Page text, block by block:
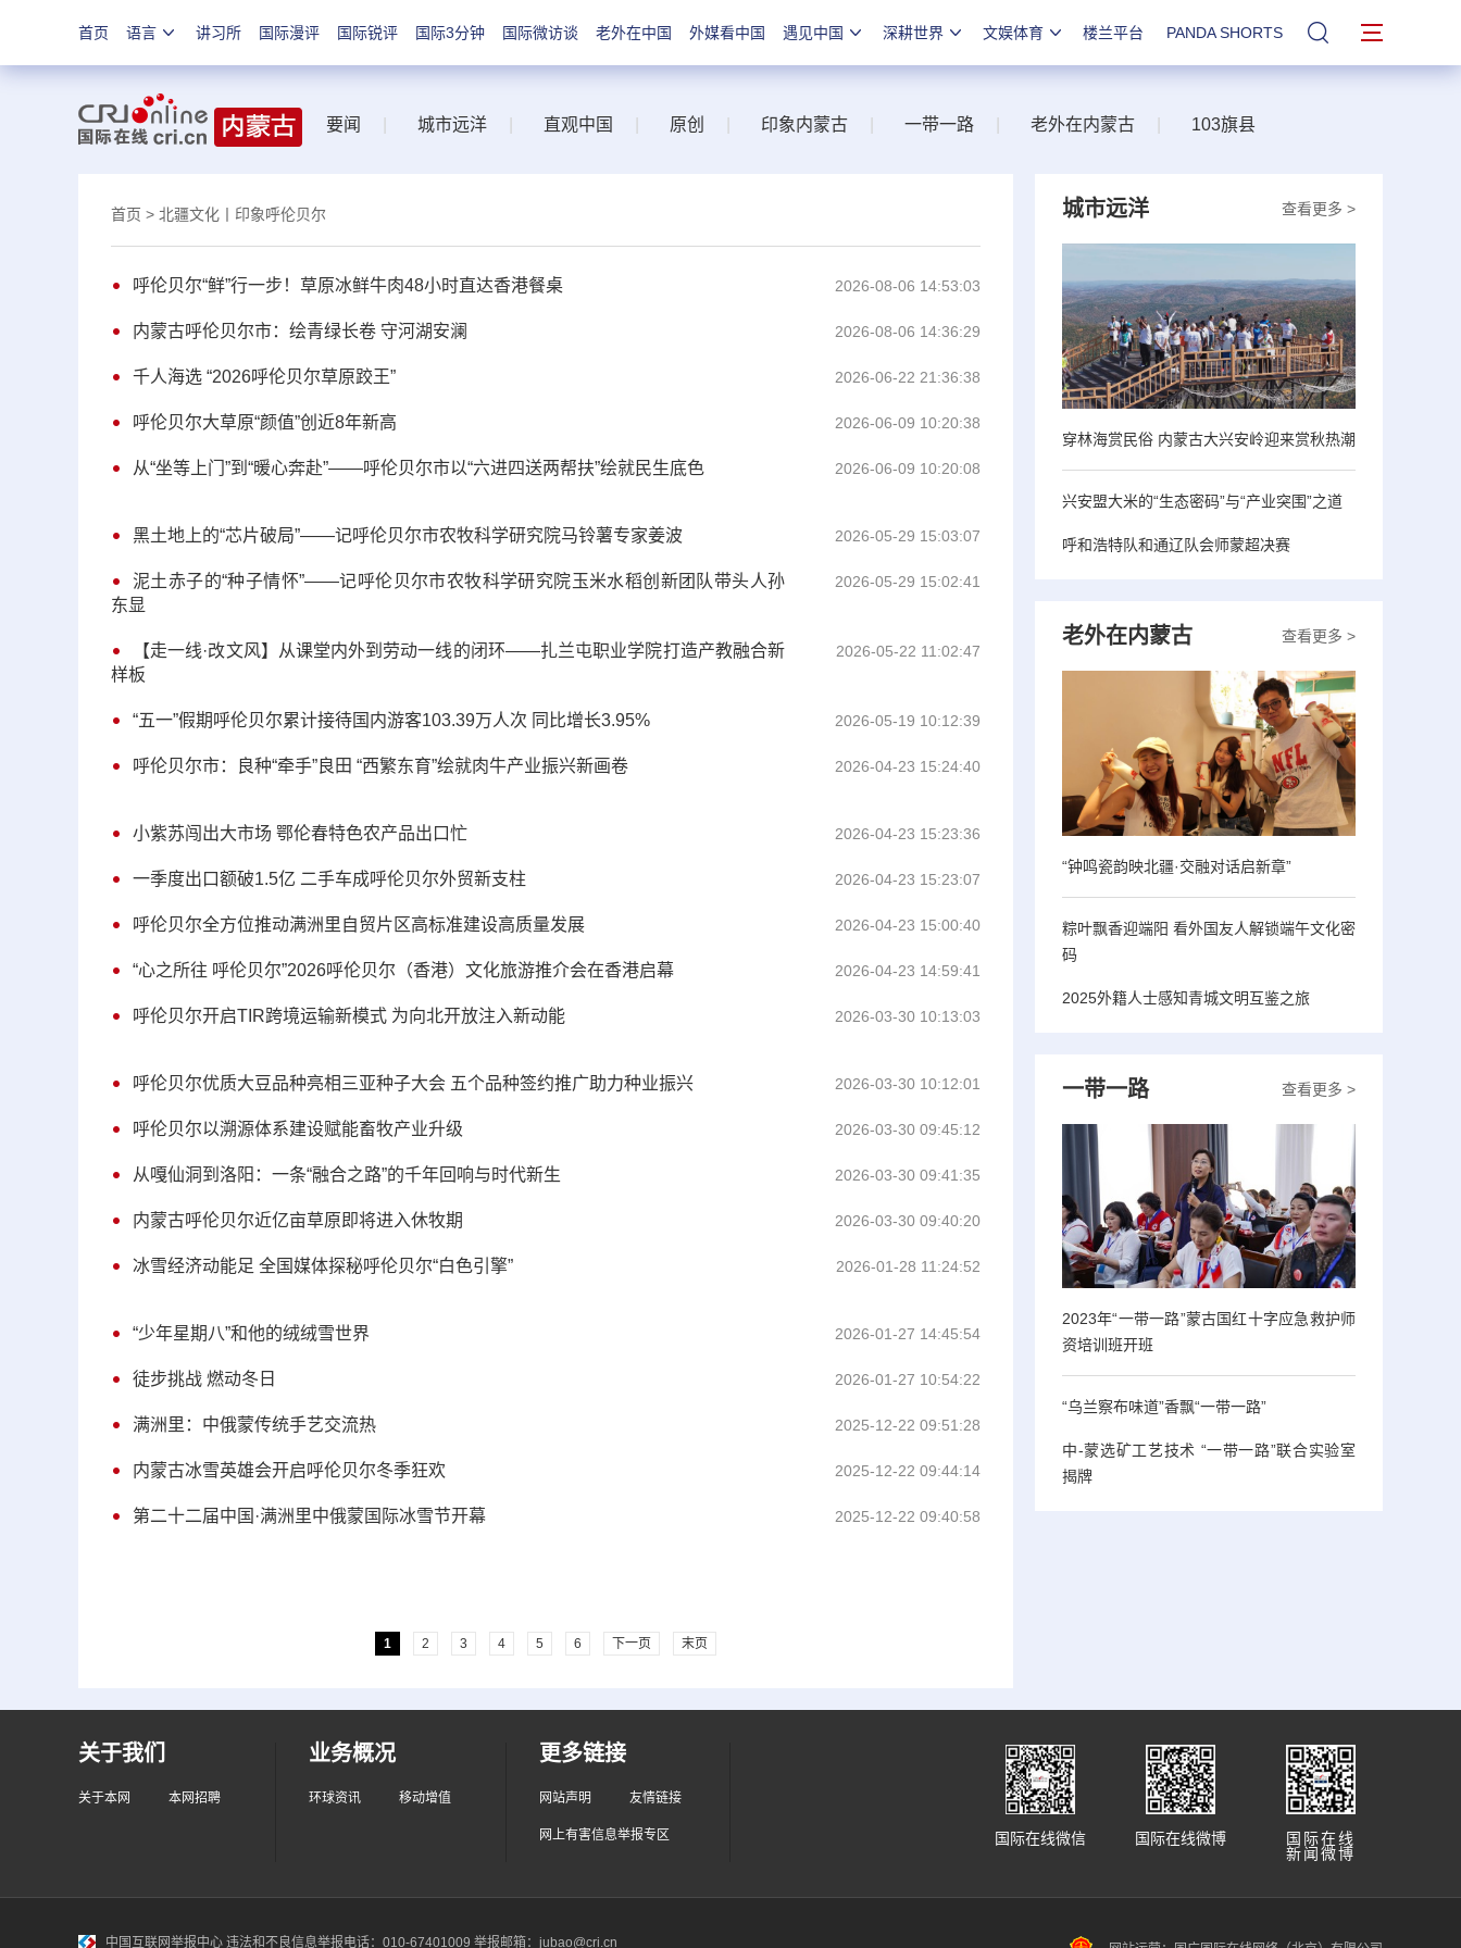
首页 语言 讲习所 国际漫评 国际锐评 国际3分钟 国际微访谈 老外在中国 外媒看中国 遇见中国 深耕世界 文娱体育 楼兰平台 PANDA SHORTS 站内搜索
要闻 城市远洋 直观中国 原创 印象内蒙古 一带一路 老外在内蒙古 103旗县
首页 > 北疆文化丨印象呼伦贝尔
呼伦贝尔“鲜”行一步！草原冰鲜牛肉48小时直达香港餐桌 2026-08-06 14:53:03
内蒙古呼伦贝尔市：绘青绿长卷 守河湖安澜 2026-08-06 14:36:29
千人海选 “2026呼伦贝尔草原跤王” 2026-06-22 21:36:38
呼伦贝尔大草原“颜值”创近8年新高 2026-06-09 10:20:38
从“坐等上门”到“暖心奔赴”——呼伦贝尔市以“六进四送两帮扶”绘就民生底色 2026-06-09 10:20:08
黑土地上的“芯片破局”——记呼伦贝尔市农牧科学研究院马铃薯专家姜波 2026-05-29 15:03:07
泥土赤子的“种子情怀”——记呼伦贝尔市农牧科学研究院玉米水稻创新团队带头人孙
东显
2026-05-29 15:02:41
【走一线·改文风】从课堂内外到劳动一线的闭环——扎兰屯职业学院打造产教融合新
样板
2026-05-22 11:02:47
“五一”假期呼伦贝尔累计接待国内游客103.39万人次 同比增长3.95% 2026-05-19 10:12:39
呼伦贝尔市：良种“牵手”良田 “西繁东育”绘就肉牛产业振兴新画卷 2026-04-23 15:24:40
小紫苏闯出大市场 鄂伦春特色农产品出口忙 2026-04-23 15:23:36
一季度出口额破1.5亿 二手车成呼伦贝尔外贸新支柱 2026-04-23 15:23:07
呼伦贝尔全方位推动满洲里自贸片区高标准建设高质量发展 2026-04-23 15:00:40
“心之所往 呼伦贝尔”2026呼伦贝尔（香港）文化旅游推介会在香港启幕 2026-04-23 14:59:41
呼伦贝尔开启TIR跨境运输新模式 为向北开放注入新动能 2026-03-30 10:13:03
呼伦贝尔优质大豆品种亮相三亚种子大会 五个品种签约推广助力种业振兴 2026-03-30 10:12:01
呼伦贝尔以溯源体系建设赋能畜牧产业升级 2026-03-30 09:45:12
从嘎仙洞到洛阳：一条“融合之路”的千年回响与时代新生 2026-03-30 09:41:35
内蒙古呼伦贝尔近亿亩草原即将进入休牧期 2026-03-30 09:40:20
冰雪经济动能足 全国媒体探秘呼伦贝尔“白色引擎” 2026-01-28 11:24:52
“少年星期八”和他的绒绒雪世界 2026-01-27 14:45:54
徒步挑战 燃动冬日 2026-01-27 10:54:22
满洲里：中俄蒙传统手艺交流热 2025-12-22 09:51:28
内蒙古冰雪英雄会开启呼伦贝尔冬季狂欢 2025-12-22 09:44:14
第二十二届中国·满洲里中俄蒙国际冰雪节开幕 2025-12-22 09:40:58
1 2 3 4 5 6 下一页 末页
查看更多 >
城市远洋
穿林海赏民俗 内蒙古大兴安岭迎来赏秋热潮
兴安盟大米的“生态密码”与“产业突围”之道
呼和浩特队和通辽队会师蒙超决赛
查看更多 >
老外在内蒙古
“钟鸣瓷韵映北疆·交融对话启新章”
粽叶飘香迎端阳 看外国友人解锁端午文化密
码
2025外籍人士感知青城文明互鉴之旅
查看更多 >
一带一路
2023年“一带一路”蒙古国红十字应急救护师
资培训班开班
“乌兰察布味道”香飘“一带一路”
中-蒙选矿工艺技术 “一带一路”联合实验室
揭牌
关于我们
关于本网 本网招聘
业务概况
环球资讯 移动增值
更多链接
网站声明 友情链接
网上有害信息举报专区
国际在线
新闻微博
国际在线微博
国际在线微信
中国互联网举报中心 违法和不良信息举报电话：010-67401009 举报邮箱：jubao@cri.cn